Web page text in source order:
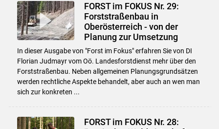
FORST im FOKUS Nr. 29:
Forststraßenbau in
Oberösterreich - von der
Planung zur Umsetzung
In dieser Ausgabe von "Forst im Fokus" erfahren Sie von DI
Florian Judmayr vom Oö. Landesforstdienst mehr über den
Forststraßenbau. Neben allgemeinen Planungsgrundsätzen
werden rechtliche Aspekte behandelt, aber auch an wen man
sich zur konkreten ...
FORST im FOKUS Nr. 28: